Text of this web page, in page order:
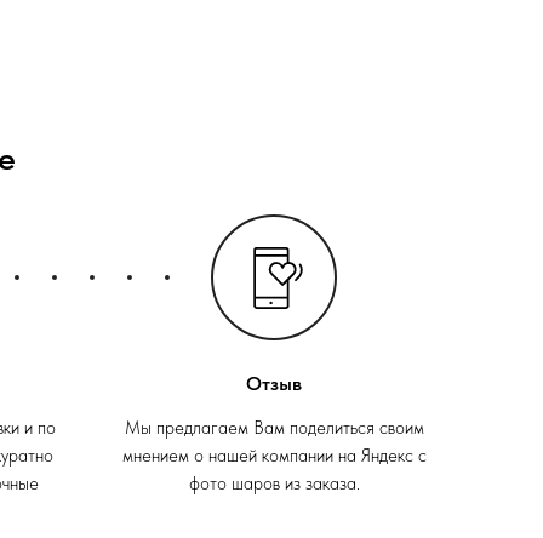
и по
Отзыв
Мы предлагаем Вам поделиться своим
мнением о нашей компании на Яндекс с
фото шаров из заказа.